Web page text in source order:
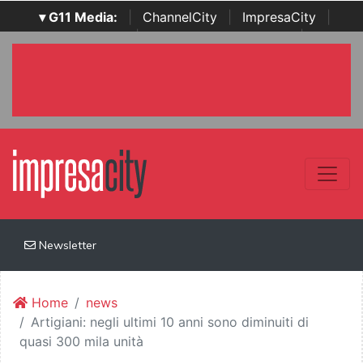
▾ G11 Media: ChannelCity ImpresaCity
SecurityOpenLab | Italian Channel Awards | Italian
Newsletter
Home
news
Artigiani: negli ultimi 10 anni sono diminuiti di
quasi 300 mila unità